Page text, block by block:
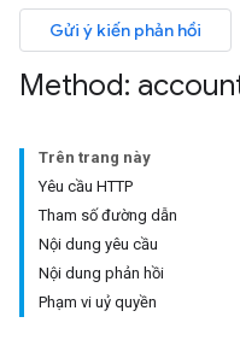
Gửi ý kiến phản hồi
Method:
Trên trang này
Yêu cầu HTTP
Tham số đường dẫn
Nội dung yêu cầu
Nội dung phản hồi
Phạm vi uỷ quyền